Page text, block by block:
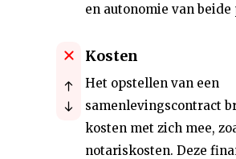
en autonomie van
Kosten
Het opstellen van een
samenlevingscontract
kosten met zich mee,
notariskosten. Deze